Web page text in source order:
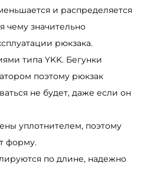
и распределяется
чему значительно
рюкзака.
типа YKK. Бегунки
поэтому рюкзак
не будет, даже если он
уплотнителем, поэтому
форму.
по длине, надежно